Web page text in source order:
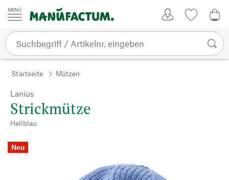
Zum Inhalt springen
Startseite Mützen
Lanius
Strickmütze
Hellblau
Neu